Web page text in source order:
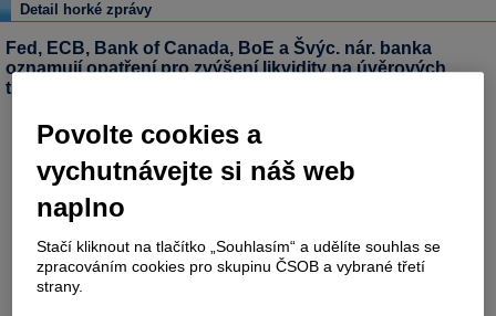
Detail horké zprávy
Fed, ECB, Bank of Canada, BoE a Švýc. nár. banka
oznamují opatření pro zvýšení likvidity na úvěrových
trzích (Reuters)
Povolte cookies a
vychutnávejte si náš web
naplno
Stačí kliknout na tlačítko „Souhlasím“ a udělíte souhlas se
zpracováním cookies pro skupinu ČSOB a vybrané třetí
strany.